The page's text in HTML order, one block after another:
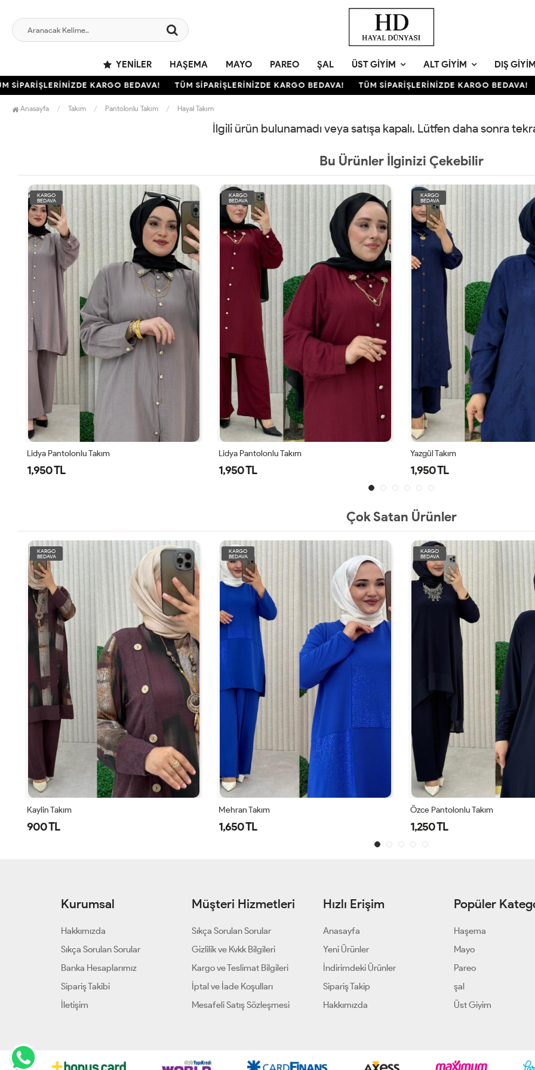
YENILER HAŞEMA MAYO PAREO ŞAL ÜST GIYIM ALT GIYIM DIŞ GIYIM
SİPARİŞLERİNİZDE KARGO BEDAVA! TÜM SİPARİŞLERİNİZDE KARGO BEDAVA! TÜM SİPARİŞLERİNİZDE KARGO BEDAVA!
Anasayfa Takım Pantolonlu Takım Hayal Takım
İlgili ürün bulunamadı veya satışa kapalı. Lütfen daha sonra
Bu Ürünler İlginizi Çekebilir
KARGO
BEDAVA
Lidya Pantolonlu Takım
1,950 TL
KARGO
BEDAVA
Lidya Pantolonlu Takım
1,950 TL
KARGO
BEDAVA
Yazgül Takım
1,950 TL
Çok Satan Ürünler
KARGO
BEDAVA
Kaylin Takım
900 TL
KARGO
BEDAVA
Mehran Takım
1,650 TL
KARGO
BEDAVA
Özce Pantolonlu Takım
1,250 TL
Kurumsal
Hakkımızda
Sıkça Sorulan Sorular
Banka Hesaplarımız
Sipariş Takibi
İletişim
Müşteri Hizmetleri
Sıkça Sorulan Sorular
Gizlilik ve Kvkk Bilgileri
Kargo ve Teslimat Bilgileri
İptal ve İade Koşulları
Mesafeli Satış Sözleşmesi
Hızlı Erişim
Anasayfa
Yeni Ürünler
İndirimdeki Ürünler
Sipariş Takip
Hakkımızda
Popüler
Haşema
Mayo
Pareo
şal
Üst Giyim